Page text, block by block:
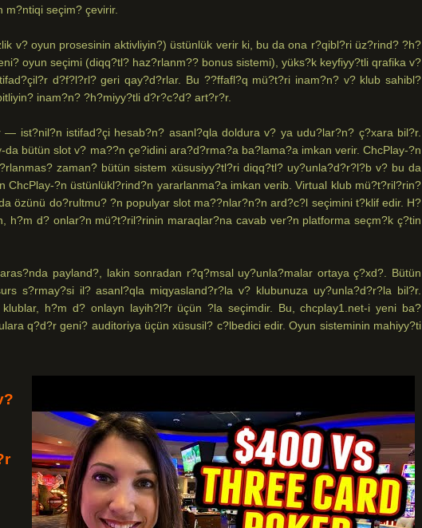
seçim? çevirir.
v? oyun prosesinin aktivliyin?) üstünlük verir ki, bu da ona r?qibl?ri üz?rind? ?h?
oyun seçimi (diqq?tl? haz?rlanm?? bonus sistemi), yüks?k keyfiyy?tli qrafika v?
d?f?l?rl? geri qay?d?rlar. Bu ??ffafl?q mü?t?ri inam?n? v? klub sahibl?
inam?n? ?h?miyy?tli d?r?c?d? art?r?r.
— ist?nil?n istifad?çi hesab?n? asanl?qla doldura v? ya udu?lar?n? ç?xara bil?r.
da bütün slot v? ma??n çe?idini ara?d?rma?a ba?lama?a imkan verir. ChcPlay-?n
zaman? bütün sistem xüsusiyy?tl?ri diqq?tl? uy?unla?d?r?l?b v? bu da
ChcPlay-?n üstünlükl?rind?n yararlanma?a imkan verib. Virtual klub mü?t?ril?rin?
özünü do?rultmu? ?n populyar slot ma??nlar?n?n ard?c?l seçimini t?klif edir. H?
h?m d? onlar?n mü?t?ril?rinin maraqlar?na cavab ver?n platforma seçm?k ç?tin
payland?, lakin sonradan r?q?msal uy?unla?malar ortaya ç?xd?. Bütün
s?rmay?si il? asanl?qla miqyasland?r?la v? klubunuza uy?unla?d?r?la bil?r.
h?m d? onlayn layih?l?r üçün ?la seçimdir. Bu, chcplay1.net-i yeni ba?
q?d?r geni? auditoriya üçün xüsusil? c?lbedici edir. Oyun sisteminin mahiyy?ti